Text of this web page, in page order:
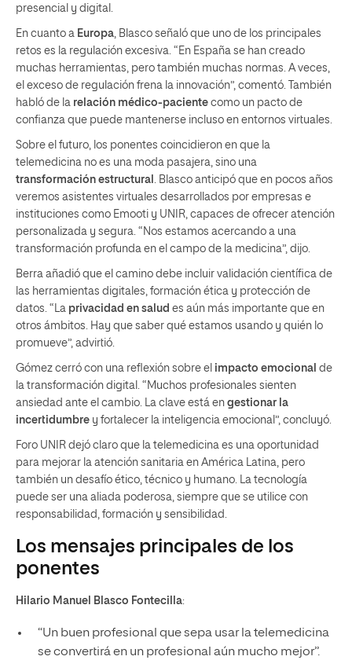
presencial y digital.
En cuanto a Europa , Blasco señaló que uno de los principales
retos es la regulación excesiva. “En España se han creado
muchas herramientas, pero también muchas normas. A veces,
el exceso de regulación frena la innovación”, comentó. También
habló de la relación médico-paciente como un pacto de
confianza que puede mantenerse incluso en entornos virtuales.
Sobre el futuro, los ponentes coincidieron en que la
telemedicina no es una moda pasajera, sino una
transformación estructural
. Blasco anticipó que en pocos años
veremos asistentes virtuales desarrollados por empresas e
instituciones como Emooti y UNIR, capaces de ofrecer atención
personalizada y segura. “Nos estamos acercando a una
transformación profunda en el campo de la medicina”, dijo.
Berra añadió que el camino debe incluir validación científica de
las herramientas digitales, formación ética y protección de
datos. “La privacidad en salud es aún más importante que en
otros ámbitos. Hay que saber qué estamos usando y quién lo
promueve”, advirtió.
Gómez cerró con una reflexión sobre el impacto emocional de
la transformación digital. “Muchos profesionales sienten
ansiedad ante el cambio. La clave está en gestionar la
incertidumbre y fortalecer la inteligencia emocional”, concluyó.
Foro UNIR dejó claro que la telemedicina es una oportunidad
para mejorar la atención sanitaria en América Latina, pero
también un desafío ético, técnico y humano. La tecnología
puede ser una aliada poderosa, siempre que se utilice con
responsabilidad, formación y sensibilidad.
Los mensajes principales de los
ponentes
Hilario Manuel Blasco Fontecilla:
“Un buen profesional que sepa usar la telemedicina
se convertirá en un profesional aún mucho mejor”.